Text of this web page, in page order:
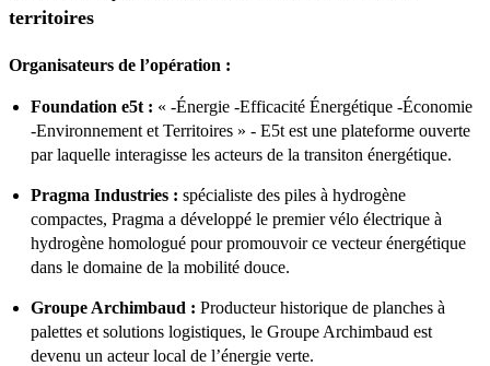
territoires
Organisateurs de l’opération :
Foundation e5t : « -Énergie -Efficacité Énergétique -Économie
-Environnement et Territoires » - E5t est une plateforme ouverte
par laquelle interagisse les acteurs de la transiton énergétique.
Pragma Industries : spécialiste des piles à hydrogène
compactes, Pragma a développé le premier vélo électrique à
hydrogène homologué pour promouvoir ce vecteur énergétique
dans le domaine de la mobilité douce.
Groupe Archimbaud : Producteur historique de planches à
palettes et solutions logistiques, le Groupe Archimbaud est
devenu un acteur local de l’énergie verte.